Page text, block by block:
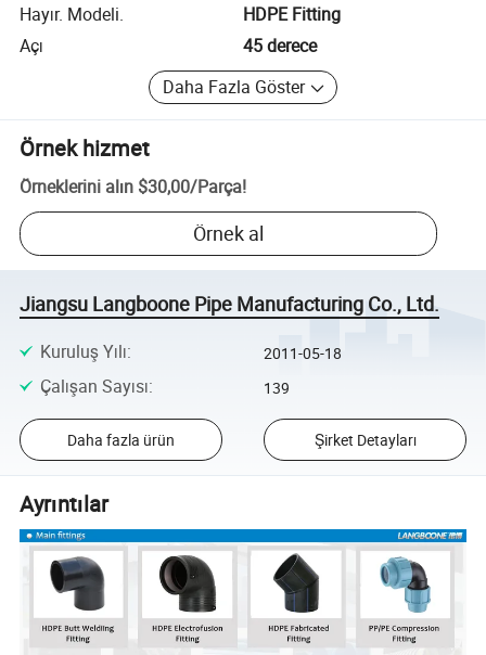
Hayır. Modeli.
HDPE Fitting
Açı
45 derece
Daha Fazla Göster
Örnek hizmet
Örneklerini alın $30,00/Parça!
Örnek al
Jiangsu Langboone Pipe Manufacturing Co., Ltd.
Kuruluş Yılı: 2011-05-18
Çalışan Sayısı: 139
Daha fazla ürün Şirket Detayları
Ayrıntılar